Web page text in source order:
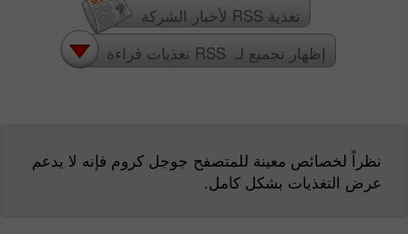
تغذية RSS لأخبار الشركة
إظهار تجميع لـ RSS تغذيات قراءة
نظراً لخصائص معينة للمتصفح جوجل كروم فإنه لا يدعم
عرض التغذيات بشكل كامل.